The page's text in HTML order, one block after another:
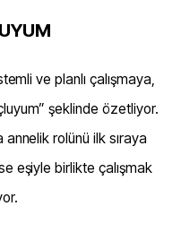
ve planlı çalışmaya,
şeklinde özetliyor.
rolünü ilk sıraya
eşiyle birlikte çalışmak